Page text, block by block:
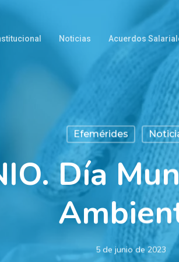
Noticias Acuerdos
Efemérides
Día
5 de junio de 2023